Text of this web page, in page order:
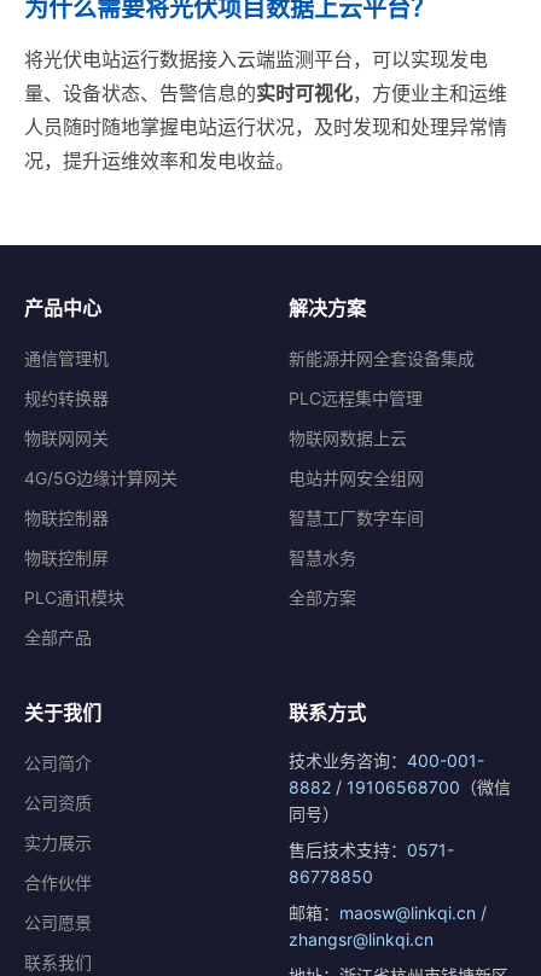
为什么需要将光伏项目数据上云平台？
将光伏电站运行数据接入云端监测平台，可以实现发电
量、设备状态、告警信息的实时可视化，方便业主和运维
人员随时随地掌握电站运行状况，及时发现和处理异常情
况，提升运维效率和发电收益。
产品中心
通信管理机
规约转换器
物联网网关
4G/5G边缘计算网关
物联控制器
物联控制屏
PLC通讯模块
全部产品
解决方案
新能源并网全套设备集成
PLC远程集中管理
物联网数据上云
电站并网安全组网
智慧工厂数字车间
智慧水务
全部方案
关于我们
公司简介
公司资质
实力展示
合作伙伴
公司愿景
联系我们
联系方式
技术业务咨询： 400-001-
8882 / 19106568700 （微信
同号）
售后技术支持： 0571-
86778850
邮箱： maosw@linkqi.cn /
zhangsr@linkqi.cn